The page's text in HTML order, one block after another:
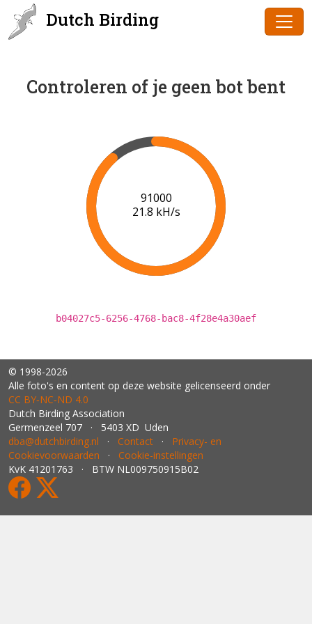
Dutch Birding
Controleren of je geen bot bent
91000
21.8 kH/s
b04027c5-6256-4768-bac8-4f28e4a30aef
© 1998-2026
Alle foto's en content op deze website gelicenseerd onder
CC BY‑NC‑ND 4.0
Dutch Birding Association
Germenzeel 707 · 5403 XD Uden
dba@dutchbirding.nl · Contact · Privacy- en
Cookievoorwaarden · Cookie-instellingen
KvK 41201763 · BTW NL009750915B02